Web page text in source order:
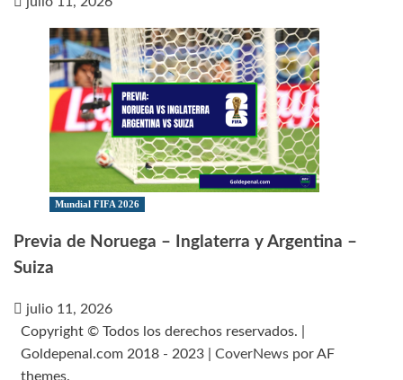
Mundial FIFA 2026
Previa de Noruega – Inglaterra y Argentina –
Suiza
julio 11, 2026
Copyright © Todos los derechos reservados. |
Goldepenal.com 2018 - 2023
CoverNewspor AF
themes.